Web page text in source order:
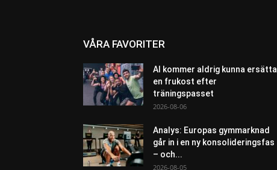
VÅRA FAVORITER
AI kommer aldrig kunna ersätta
en frukost efter
träningspasset
2026-08-06
Analys: Europas gymmarknad
går in i en ny konsolideringsfas
– och...
2026-08-05